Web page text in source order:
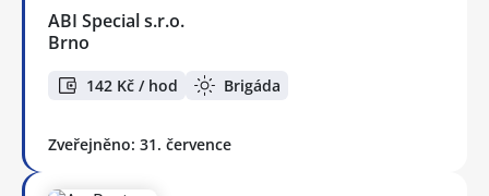
ABI Special s.r.o.
Brno
142 Kč / hod Brigáda
Zveřejněno: 31. července